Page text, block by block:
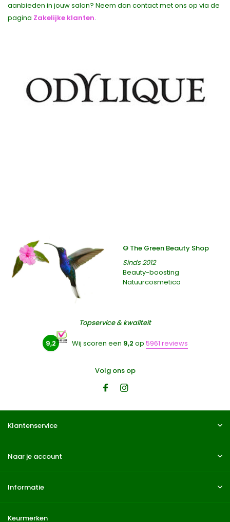
aanbieden in jouw salon? Neem dan contact met ons op via de
pagina Zakelijke klanten.
© The Green Beauty Shop
Sinds 2012
Beauty-boosting
Natuurcosmetica
Topservice & kwaliteit
9,2 Wij scoren een 9,2 op 5961 reviews
Volg ons op
Klantenservice
Naar je account
Informatie
Keurmerken